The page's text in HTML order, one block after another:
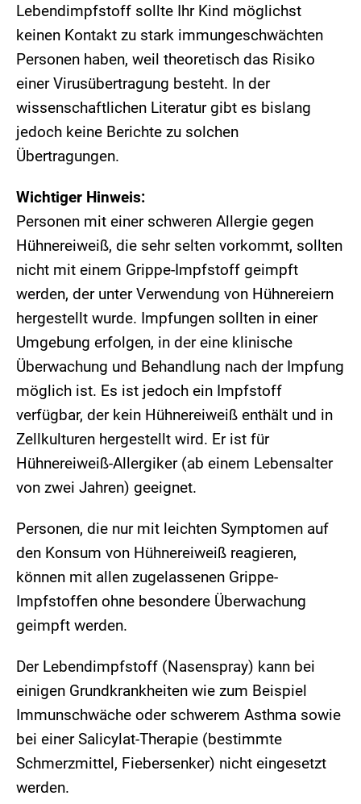
Lebendimpfstoff sollte Ihr Kind möglichst
keinen Kontakt zu stark immungeschwächten
Personen haben, weil theoretisch das Risiko
einer Virusübertragung besteht. In der
wissenschaftlichen Literatur gibt es bislang
jedoch keine Berichte zu solchen
Übertragungen.
Wichtiger Hinweis:
Personen mit einer schweren Allergie gegen
Hühnereiweiß, die sehr selten vorkommt, sollten
nicht mit einem Grippe-Impfstoff geimpft
werden, der unter Verwendung von Hühnereiern
hergestellt wurde. Impfungen sollten in einer
Umgebung erfolgen, in der eine klinische
Überwachung und Behandlung nach der Impfung
möglich ist. Es ist jedoch ein Impfstoff
verfügbar, der kein Hühnereiweiß enthält und in
Zellkulturen hergestellt wird. Er ist für
Hühnereiweiß-Allergiker (ab einem Lebensalter
von zwei Jahren) geeignet.
Personen, die nur mit leichten Symptomen auf
den Konsum von Hühnereiweiß reagieren,
können mit allen zugelassenen Grippe-
Impfstoffen ohne besondere Überwachung
geimpft werden.
Der Lebendimpfstoff (Nasenspray) kann bei
einigen Grundkrankheiten wie zum Beispiel
Immunschwäche oder schwerem Asthma sowie
bei einer Salicylat-Therapie (bestimmte
Schmerzmittel, Fiebersenker) nicht eingesetzt
werden.